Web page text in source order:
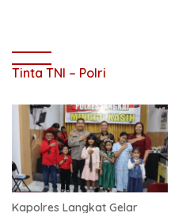
Tinta TNI – Polri
Kapolres Langkat Gelar